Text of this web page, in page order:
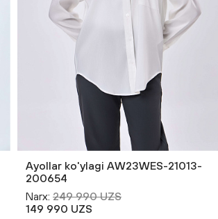
Ayollar ko'ylagi AW23WES-21013-
200654
Narx: 249 990 UZS
149 990 UZS